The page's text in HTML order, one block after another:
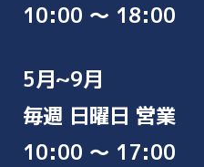
10:00 ～ 18:00
5月~9月
毎週 日曜日 営業
10:00 ～ 17:00